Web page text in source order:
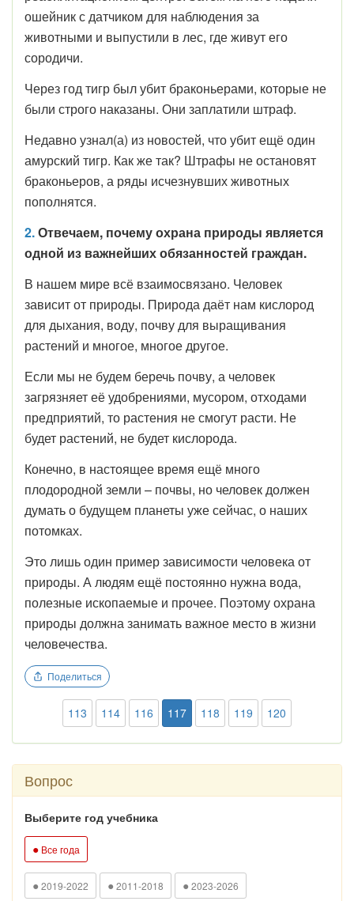
ошейник с датчиком для наблюдения за
животными и выпустили в лес, где живут его
сородичи.
Через год тигр был убит браконьерами, которые не
были строго наказаны. Они заплатили штраф.
Недавно узнал(а) из новостей, что убит ещё один
амурский тигр. Как же так? Штрафы не остановят
браконьеров, а ряды исчезнувших животных
пополнятся.
2.Отвечаем, почему охрана природы является
одной из важнейших обязанностей граждан.
В нашем мире всё взаимосвязано. Человек
зависит от природы. Природа даёт нам кислород
для дыхания, воду, почву для выращивания
растений и многое, многое другое.
Если мы не будем беречь почву, а человек
загрязняет её удобрениями, мусором, отходами
предприятий, то растения не смогут расти. Не
будет растений, не будет кислорода.
Конечно, в настоящее время ещё много
плодородной земли – почвы, но человек должен
думать о будущем планеты уже сейчас, о наших
потомках.
Это лишь один пример зависимости человека от
природы. А людям ещё постоянно нужна вода,
полезные ископаемые и прочее. Поэтому охрана
природы должна занимать важное место в жизни
человечества.
Поделиться
113 114 116 117 118 119 120
Вопрос
Выберите год учебника
● Все года
● 2019-2022 ● 2011-2018 ● 2023-2026